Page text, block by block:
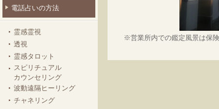
電話占いの方法
霊感霊視
透視
霊感タロット
スピリチュアル
カウンセリング
波動遠隔ヒーリング
チャネリング
※営業所内での鑑定風景は保